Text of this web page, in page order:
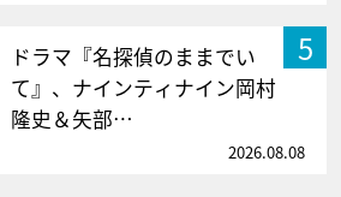
5
ドラマ『名探偵のままでい
て』、ナインティナイン岡村
隆史＆矢部…
2026.08.08